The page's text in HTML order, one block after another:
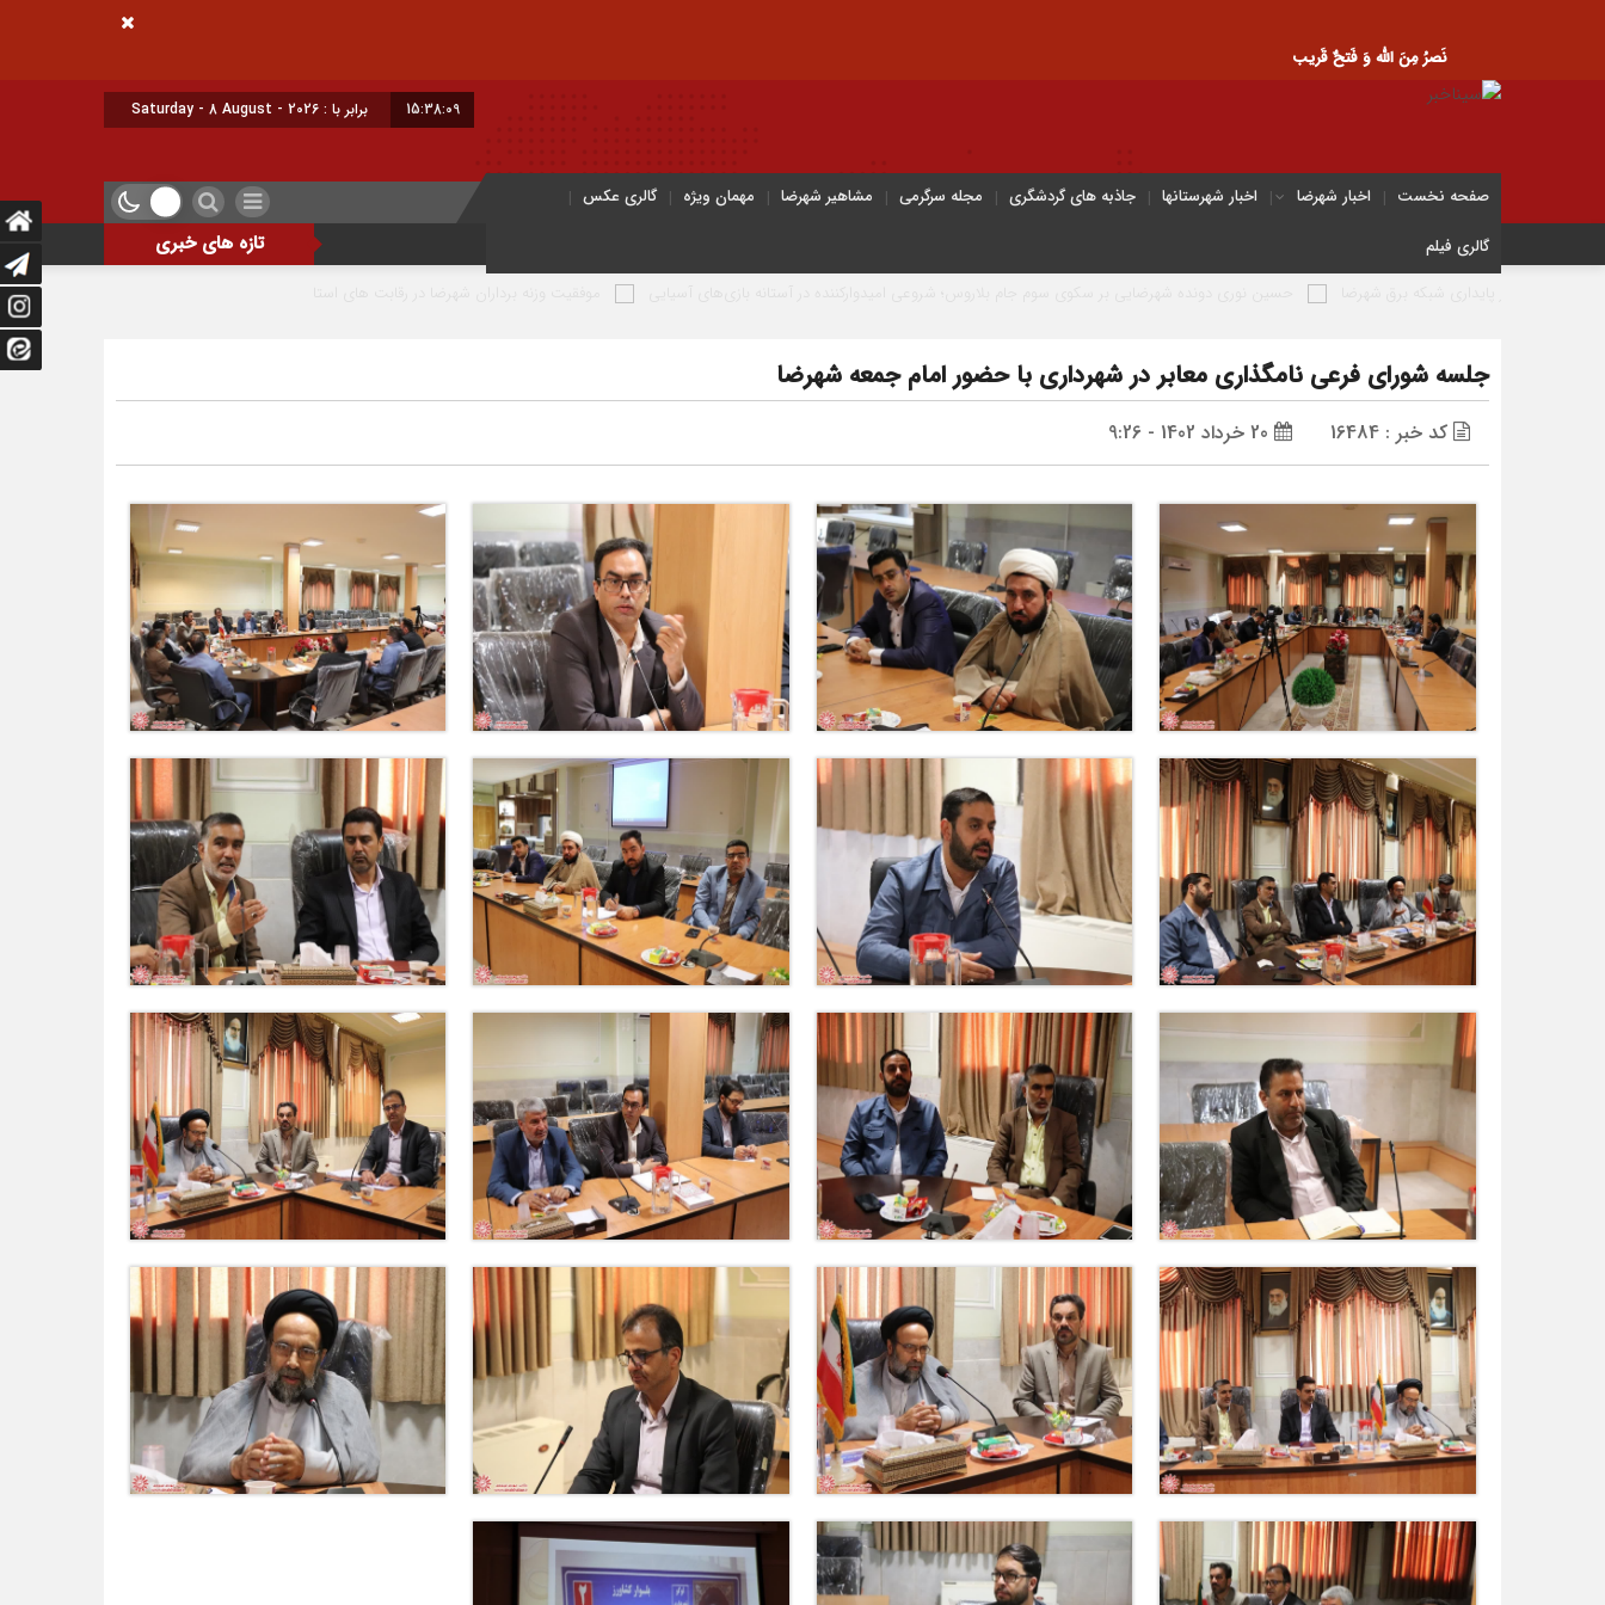
نَصرُ مِنَ الله وَ فَتحٌ قَریب
15:38:10 امروز : شنبه - ۱۷ مرداد - ۱۴۰۵
صفحه نخست اخبار شهرضا اخبار شهرستانها جاذبه های گردشگری مجله سرگرمی مشاهیر شهرضا مهمان ویژه
گالری عکس
گالری فیلم
تازه های خبری
حسین نوری دونده شهرضایی بر سکوی سوم جام بلاروس؛ شروعی امیدوارکننده در آستانه بازی‌های آسیایی موفقیت وزنه برداران شهرضا در رقابت های استان اصفهان بهره‌برداری از شبکه روشنایی بلوار خلیج فارس در شهر
جلسه شورای فرعی نامگذاری معابر در شهرداری با حضور امام جمعه شهرضا
کد خبر : 16484